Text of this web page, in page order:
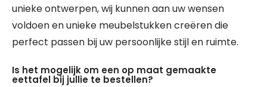
unieke ontwerpen, wij kunnen aan uw wensen
voldoen en unieke meubelstukken creëren die
perfect passen bij uw persoonlijke stijl en ruimte.
Is het mogelijk om een op maat gemaakte
eettafel bij jullie te bestellen?